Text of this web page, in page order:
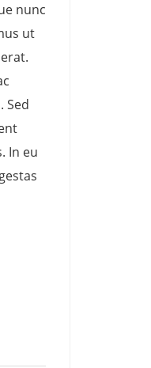
nunc
ut
Sed
In eu